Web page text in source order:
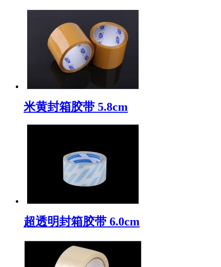
米黄封箱胶带 5.8cm
超透明封箱胶带 6.0cm